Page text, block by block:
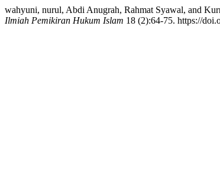
wahyuni, nurul, Abdi Anugrah, Rahmat Syawal, and
Ilmiah Pemikiran Hukum Islam 18 (2):64-75. https://